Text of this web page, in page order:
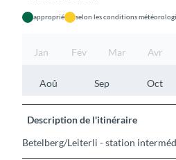
approprié selon les conditions
Jan Fév Mar Avr
Aoû Sep Oct
Description de l'itinéraire
Betelberg/Leiterli - station